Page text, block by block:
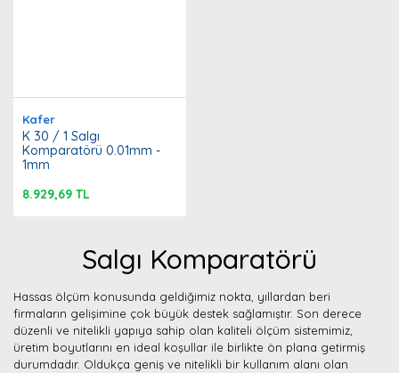
Kafer
K 30 / 1 Salgı
Komparatörü 0.01mm -
1mm
8.929,69 TL
Salgı Komparatörü
Hassas ölçüm konusunda geldiğimiz nokta, yıllardan beri
firmaların gelişimine çok büyük destek sağlamıştır. Son derece
düzenli ve nitelikli yapıya sahip olan kaliteli ölçüm sistemimiz,
üretim boyutlarını en ideal koşullar ile birlikte ön plana getirmiş
durumdadır. Oldukça geniş ve nitelikli bir kullanım alanı olan